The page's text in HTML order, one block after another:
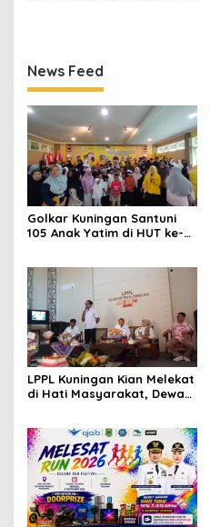
News Feed
Golkar Kuningan Santuni
105 Anak Yatim di HUT ke-
Berjaya
LPPL Kuningan Kian Melekat
di Hati Masyarakat, Dewas